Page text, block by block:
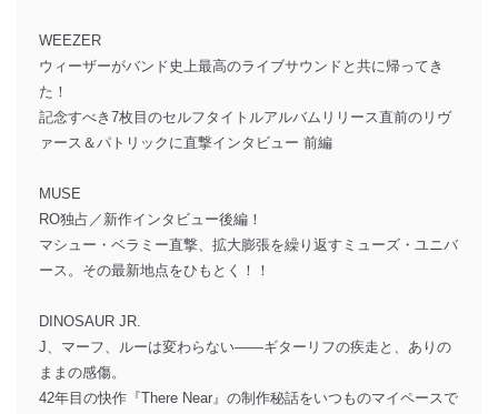
WEEZER
ウィーザーがバンド史上最高のライブサウンドと共に帰ってき
た！
記念すべき7枚目のセルフタイトルアルバムリリース直前のリヴ
ァース＆パトリックに直撃インタビュー 前編
MUSE
RO独占／新作インタビュー後編！
マシュー・ベラミー直撃、拡大膨張を繰り返すミューズ・ユニバ
ース。その最新地点をひもとく！！
DINOSAUR JR.
J、マーフ、ルーは変わらない――ギターリフの疾走と、ありの
ままの感傷。
42年目の快作『There Near』の制作秘話をいつものマイペースで